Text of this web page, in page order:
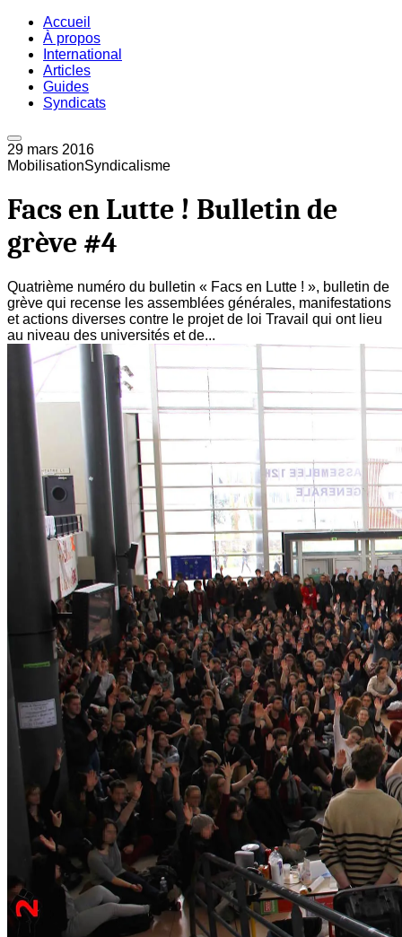
Accueil
À propos
International
Articles
Guides
Syndicats
29 mars 2016
MobilisationSyndicalisme
Facs en Lutte ! Bulletin de
grève #4
Quatrième numéro du bulletin « Facs en Lutte ! », bulletin de
grève qui recense les assemblées générales, manifestations
et actions diverses contre le projet de loi Travail qui ont lieu
au niveau des universités et de...